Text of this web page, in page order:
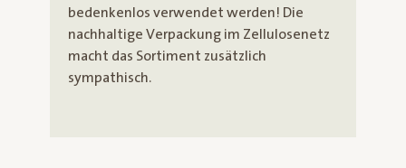
bedenkenlos verwendet werden! Die
nachhaltige Verpackung im Zellulosenetz
macht das Sortiment zusätzlich
sympathisch.